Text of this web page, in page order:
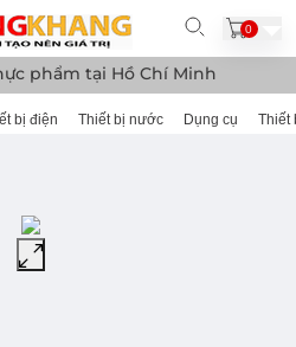
0
phẩm tại Hồ Chí Minh
bị điện Thiết bị nước Dụng cụ Thiết